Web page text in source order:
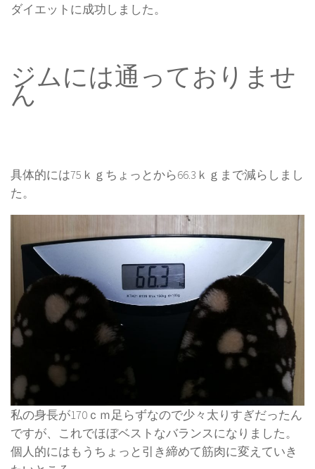
ダイエットに成功しました。
ジムには通っておりませ
ん
具体的には75ｋｇちょっとから66.3ｋｇまで減らしまし
た。
私の身長が170ｃｍ足らずなので少々太りすぎだったん
ですが、これでほぼベストなバランスになりました。
個人的にはもうちょっと引き締めて筋肉に変えていき